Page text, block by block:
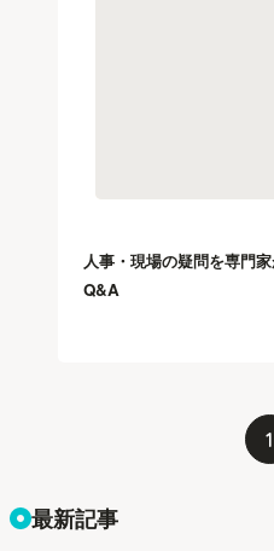
人事・現場の疑問を専門
Q&A
1
最新記事